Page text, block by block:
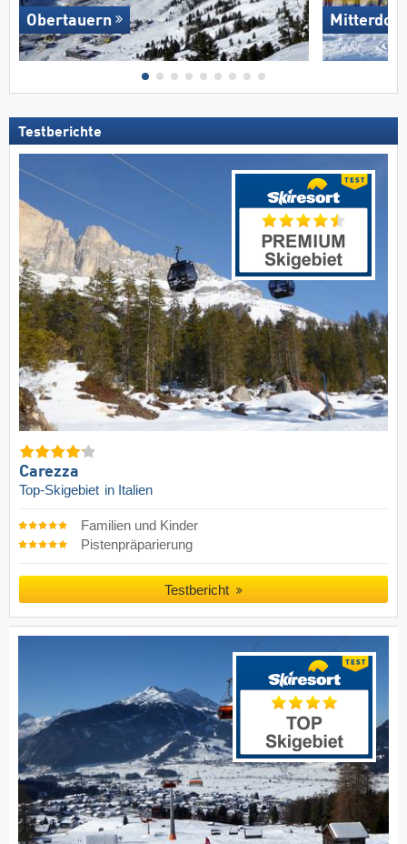
Obertauern
Testberichte
Carezza
Top-Skigebiet in Italien
Familien und Kinder
Pistenpräparierung
Testbericht